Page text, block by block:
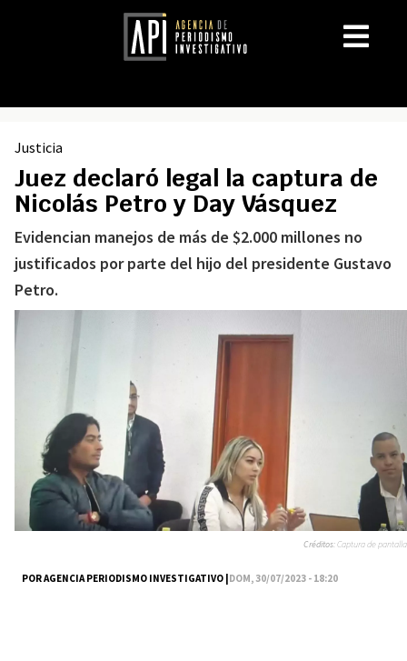
Justicia
Juez declaró legal la captura de
Nicolás Petro y Day Vásquez
Evidencian manejos de más de $2.000 millones no
justificados por parte del hijo del presidente Gustavo
Petro.
POR AGENCIA PERIODISMO INVESTIGATIVO |DOM, 30/07/2023 - 18:20
Créditos:Captura de pantalla